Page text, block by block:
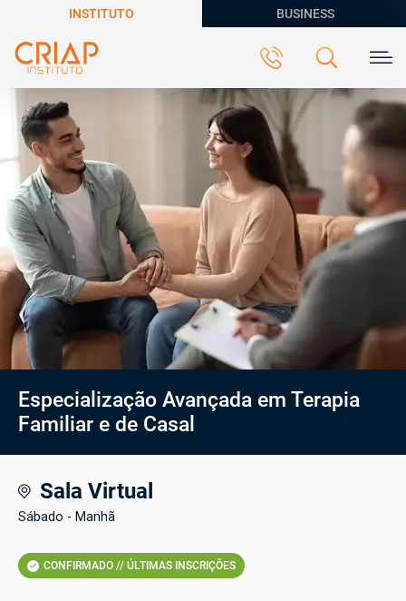
INSTITUTO BUSINESS
Especialização Avançada em Terapia
Familiar e de Casal
Sala Virtual
Sábado - Manhã
CONFIRMADO // ÚLTIMAS INSCRIÇÕES